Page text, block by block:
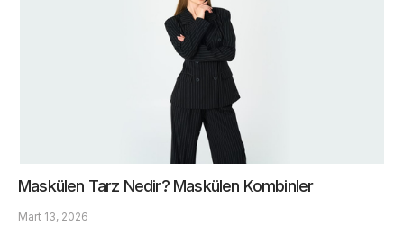
Maskülen Tarz Nedir? Maskülen Kombinler
Mart 13, 2026